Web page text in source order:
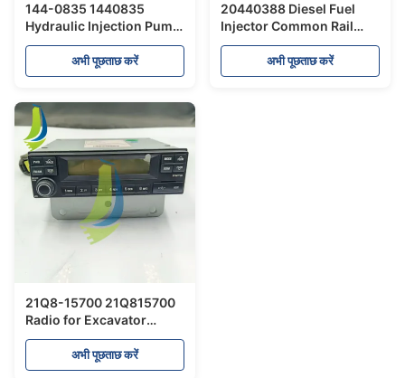
144-0835 1440835
Hydraulic Injection Pump
for 3408E Engine Parts
अभी पूछताछ करें
20440388 Diesel Fuel
Injector Common Rail
Injector for EC330B
Excavator Parts
अभी पूछताछ करें
21Q8-15700 21Q815700
Radio for Excavator
R1200-9
अभी पूछताछ करें